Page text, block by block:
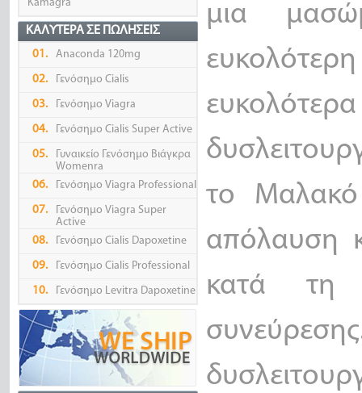
Kamagra
ΚΑΛΎΤΕΡΑ ΣΕ ΠΩΛΉΣΕΙΣ
01. Anaconda 120mg
02. Γενόσημο Cialis
03. Γενόσημο Viagra
04. Γενόσημο Cialis Super Active
05.
Γυναικείο Γενόσημο Βιάγκρα
Womenra
06.
Γενόσημο Viagra Professional
07.
Γενόσημο Viagra Super
Active
08.
Γενόσημο Cialis Dapoxetine
09. Γενόσημο Cialis Professional
10. Γενόσημο Levitra Dapoxetine
μια
το
απόλαυση
κατά τη